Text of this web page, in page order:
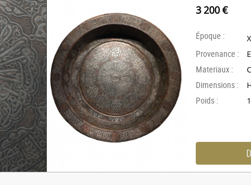
3 200 €
Époque :
Provenance :
Materiaux :
Dimensions :
Poids :